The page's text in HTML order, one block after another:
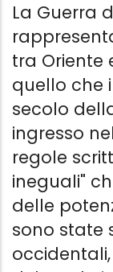
La Guerra
tra Oriente
quello che
secolo
ingresso
regole
ineguali"
delle
sono state